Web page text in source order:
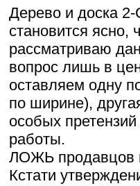
Дерево и доска
становится ясно,
рассматриваю
вопрос лишь в
оставляем одну
по ширине),
особых
работы.
ЛОЖЬ продавцов
Кстати